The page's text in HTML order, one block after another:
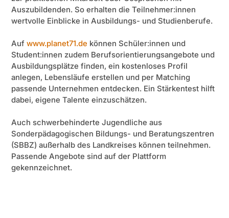
Auszubildenden. So erhalten die Teilnehmer:innen
wertvolle Einblicke in Ausbildungs- und Studienberufe.
Aufwww.planet71.de können Schüler:innen und
Student:innen zudem Berufsorientierungsangebote und
Ausbildungsplätze finden, ein kostenloses Profil
anlegen, Lebensläufe erstellen und per Matching
passende Unternehmen entdecken. Ein Stärkentest hilft
dabei, eigene Talente einzuschätzen.
Auch schwerbehinderte Jugendliche aus
Sonderpädagogischen Bildungs- und Beratungszentren
(SBBZ) außerhalb des Landkreises können teilnehmen.
Passende Angebote sind auf der Plattform
gekennzeichnet.